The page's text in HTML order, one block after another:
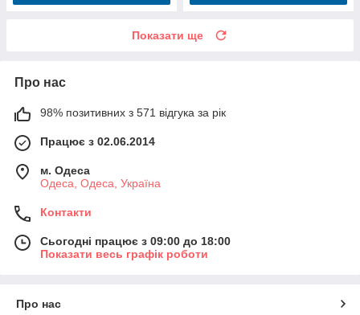
Показати ще
Про нас
98% позитивних з 571 відгука за рік
Працює з 02.06.2014
м. Одеса
Одеса, Одеса, Україна
Контакти
Сьогодні працює з 09:00 до 18:00
Показати весь графік роботи
Про нас